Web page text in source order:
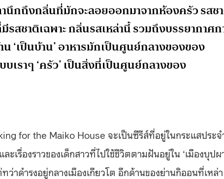
นึกถึงกลิ่นที่มักจะลอยออกมาจากห้องครัว รสช
รสชาติเฉพาะ กลิ่นรสเหล่านี้ รวมถึงบรรยากาศ
‘เป็นบ้าน’ อาหารมักเป็นศูนย์กลางของของ
เราๆ ‘ครัว’ เป็นสิ่งที่เป็นศูนย์กลางของ
for the Maiko House จะเป็นซีรีส์ที่อยู่ในกระแสประจ
เรื่องราวของเด็กสาวที่ไปใช้ชีวิตตามฝันอยู่ใน ‘เมืองบุปผ
าดำรงอยู่กลางเมืองเกียวโต อีกด้านของย่านกิออนที่เหล่า